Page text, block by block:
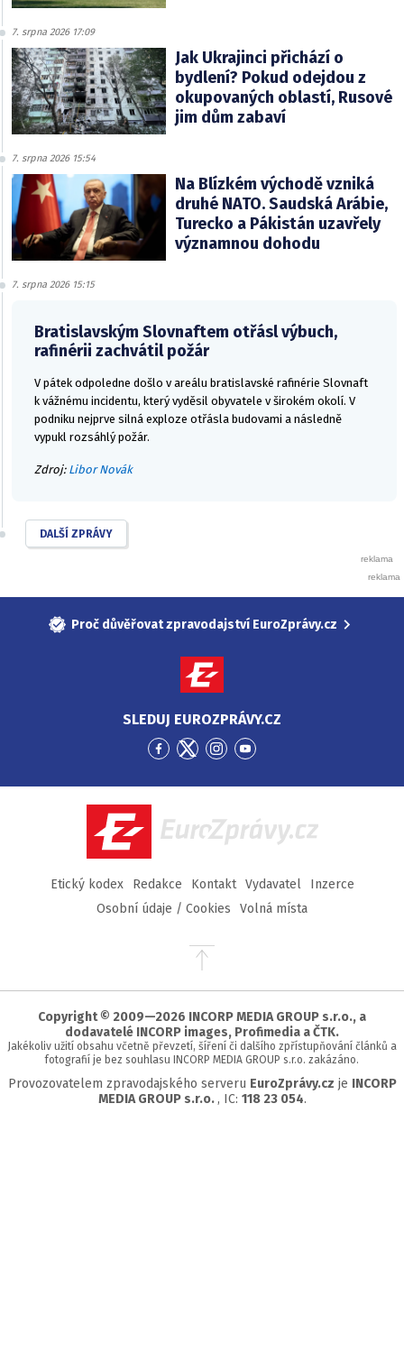
7. srpna 2026 17:09
Jak Ukrajinci přichází o
bydlení? Pokud odejdou z
okupovaných oblastí, Rusové
jim dům zabaví
7. srpna 2026 15:54
Na Blízkém východě vzniká
druhé NATO. Saudská Arábie,
Turecko a Pákistán uzavřely
významnou dohodu
7. srpna 2026 15:15
Bratislavským Slovnaftem otřásl výbuch,
rafinérii zachvátil požár
V pátek odpoledne došlo v areálu bratislavské rafinérie Slovnaft
k vážnému incidentu, který vyděsil obyvatele v širokém okolí. V
podniku nejprve silná exploze otřásla budovami a následně
vypukl rozsáhlý požár.
Zdroj: Libor Novák
DALŠÍ ZPRÁVY
Proč důvěřovat zpravodajství EuroZprávy.cz
SLEDUJ EUROZPRÁVY.CZ
Přejít
Facebook
Přejít
Twitter
Přejít
Instagram
Přejít
YouTube
EuroZprávy.cz
Etický kodex Redakce Kontakt Vydavatel
Inzerce
Osobní údaje / Cookies
Volná místa
Přejít
stránky
Copyright © 2009—2026 INCORP MEDIA GROUP s.r.o., a
dodavatelé INCORP images, Profimedia a ČTK.
Jakékoliv užití obsahu včetně převzetí, šíření či dalšího zpřístupňování článků a
fotografií je bez souhlasu INCORP MEDIA GROUP s.r.o. zakázáno.
Provozovatelem zpravodajského serveru EuroZprávy.cz je INCORP
MEDIA GROUP s.r.o. , IC: 118 23 054.